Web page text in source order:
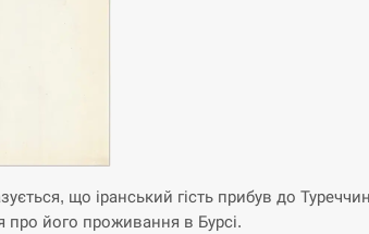
що іранський гість прибув до
про його проживання в Бурсі.